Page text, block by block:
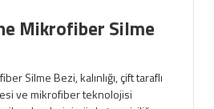
Mikrofiber Silme
Silme Bezi, kalınlığı, çift taraflı
ve mikrofiber teknolojisi